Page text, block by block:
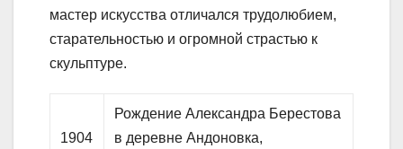
мастер искусства отличался трудолюбием,
старательностью и огромной страстью к
скульптуре.
1904
Рождение Александра Берестова
в деревне Андоновка,